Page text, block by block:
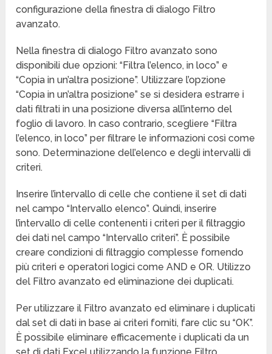
configurazione della finestra di dialogo Filtro
avanzato.
Nella finestra di dialogo Filtro avanzato sono
disponibili due opzioni: “Filtra l’elenco, in loco” e
“Copia in un’altra posizione”. Utilizzare l’opzione
“Copia in un’altra posizione” se si desidera estrarre i
dati filtrati in una posizione diversa all’interno del
foglio di lavoro. In caso contrario, scegliere “Filtra
l’elenco, in loco” per filtrare le informazioni così come
sono. Determinazione dell’elenco e degli intervalli di
criteri.
Inserire l’intervallo di celle che contiene il set di dati
nel campo “Intervallo elenco”. Quindi, inserire
l’intervallo di celle contenenti i criteri per il filtraggio
dei dati nel campo “Intervallo criteri”. È possibile
creare condizioni di filtraggio complesse fornendo
più criteri e operatori logici come AND e OR. Utilizzo
del Filtro avanzato ed eliminazione dei duplicati.
Per utilizzare il Filtro avanzato ed eliminare i duplicati
dal set di dati in base ai criteri forniti, fare clic su “OK”.
È possibile eliminare efficacemente i duplicati da un